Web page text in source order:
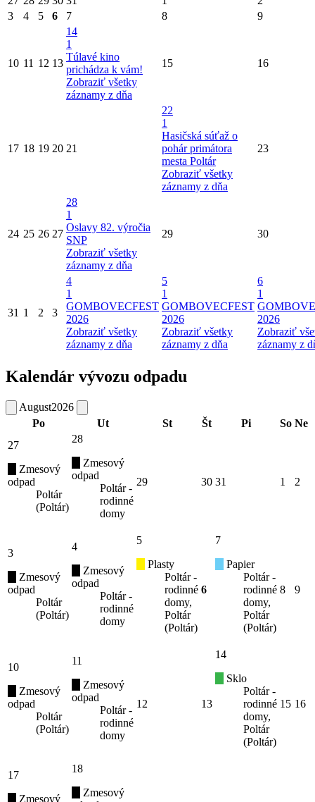
3
4 5 6 7 8 9
10 11 12 13
14
1
Túlavé kino
prichádza k vám!
Zobraziť všetky
záznamy z dňa
15 16
17 18 19 20 21
22
1
Hasičská súťaž o
pohár primátora
mesta Poltár
Zobraziť všetky
záznamy z dňa
23
24 25 26 27
28
1
Oslavy 82. výročia
SNP
Zobraziť všetky
záznamy z dňa
29 30
31 1 2 3
4
1
GOMBOVECFEST
2026
Zobraziť všetky
záznamy z dňa
5
1
GOMBOVECFEST
2026
Zobraziť všetky
záznamy z dňa
6
1
2026
Zobraziť
záznamy z
Kalendár vývozu odpadu
August2026
Po
Ut St Št Pi So Ne
27
Zmesový
odpad
Poltár
(Poltár)
28
Zmesový
odpad
Poltár -
rodinné
domy
29 30 31 1 2
3
Zmesový
odpad
Poltár
(Poltár)
4
Zmesový
odpad
Poltár -
rodinné
domy
5
Plasty
Poltár -
rodinné
domy,
Poltár
(Poltár)
6
7
Papier
Poltár -
rodinné
domy,
Poltár
(Poltár)
8 9
10
Zmesový
odpad
Poltár
(Poltár)
11
Zmesový
odpad
Poltár -
rodinné
domy
12 13
14
Sklo
Poltár -
rodinné
domy,
Poltár
(Poltár)
15 16
17
Zmesový
18
Zmesový